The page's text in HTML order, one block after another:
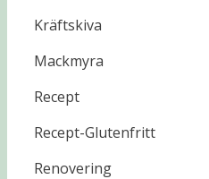
Kräftskiva
Mackmyra
Recept
Recept-Glutenfritt
Renovering